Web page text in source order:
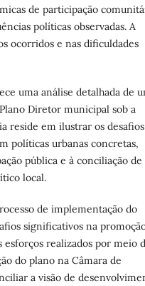
de participação
políticas observadas. A
ocorridos e nas dificuldades
uma análise detalhada de
Diretor municipal sob a
reside em ilustrar os desafios
políticas urbanas concretas,
pública e à conciliação de
local.
de implementação do
significativos na
esforços realizados por meio
do plano na Câmara de
a visão de